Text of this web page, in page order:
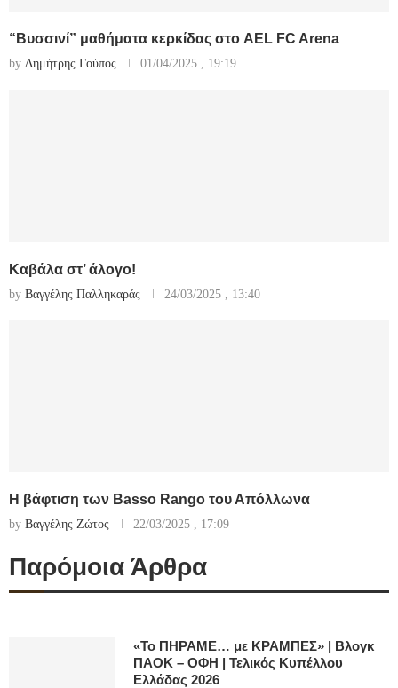
“Βυσσινί” μαθήματα κερκίδας στο AEL FC Arena
by Δημήτρης Γούπος 01/04/2025 , 19:19
Καβάλα στ’ άλογο!
by Βαγγέλης Παλληκαράς 24/03/2025 , 13:40
Η βάφτιση των Basso Rango του Απόλλωνα
by Βαγγέλης Ζώτος 22/03/2025 , 17:09
Παρόμοια Άρθρα
«Το ΠΗΡΑΜΕ… με ΚΡΑΜΠΕΣ» | Βλογκ
ΠΑΟΚ – ΟΦΗ | Τελικός Κυπέλλου
Ελλάδας 2026